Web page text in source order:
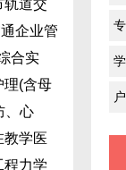
道交
企业管
合实
(含母
、心
学医
力学